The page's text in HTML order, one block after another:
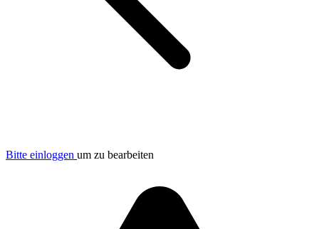
Bitte einloggen um zu bearbeiten